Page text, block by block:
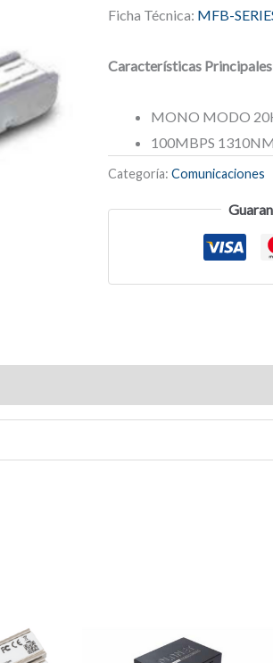
Ficha Técnica: MFB-
Características
MONO MODO
100MBPS
Categoría:Comunicaciones